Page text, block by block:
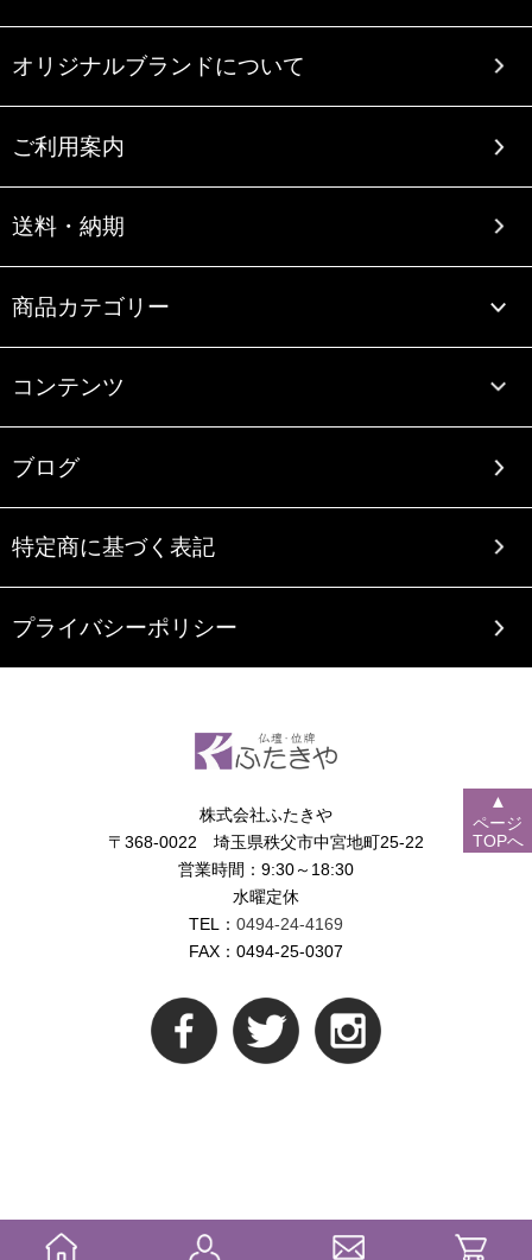
オリジナルブランドについて
ご利用案内
送料・納期
商品カテゴリー
コンテンツ
ブログ
特定商に基づく表記
プライバシーポリシー
株式会社ふたきや
〒368-0022 埼玉県秩父市中宮地町25-22
営業時間：9:30～18:30
水曜定休
TEL： 0494-24-4169
FAX：0494-25-0307
▲
ページ
TOPへ